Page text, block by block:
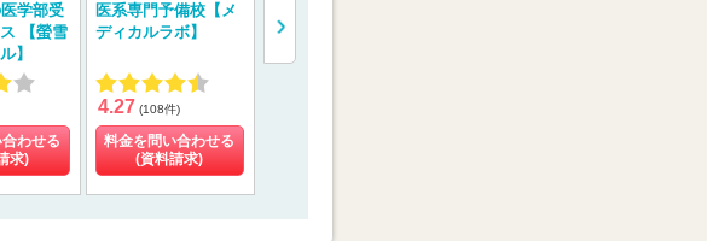
学部受
【螢雪
】
わせる
求)
医系専門予備校【メ
ディカルラボ】
4.27 (108件)
料金を問い合わせる
(資料請求)
【京都医塾】